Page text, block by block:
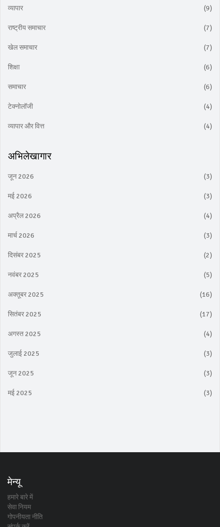
व्यापार (9)
राष्ट्रीय समाचार (7)
खेल समाचार (7)
शिक्षा (6)
समाचार (6)
टेक्नोलॉजी (4)
व्यापार और वित्त (4)
अभिलेखागार
जून 2026 (3)
मई 2026 (3)
अप्रैल 2026 (4)
मार्च 2026 (3)
दिसंबर 2025 (2)
नवंबर 2025 (5)
अक्तूबर 2025 (16)
सितंबर 2025 (17)
अगस्त 2025 (4)
जुलाई 2025 (3)
जून 2025 (3)
मई 2025 (3)
मेन्यू
हमारे बारे में
सेवा नियम
गोपनीयता नीति